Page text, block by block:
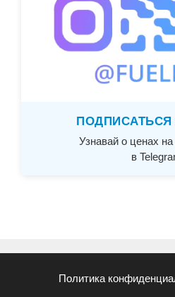
ПОДПИСАТЬСЯ
Узнавай о ценах
в
Политика